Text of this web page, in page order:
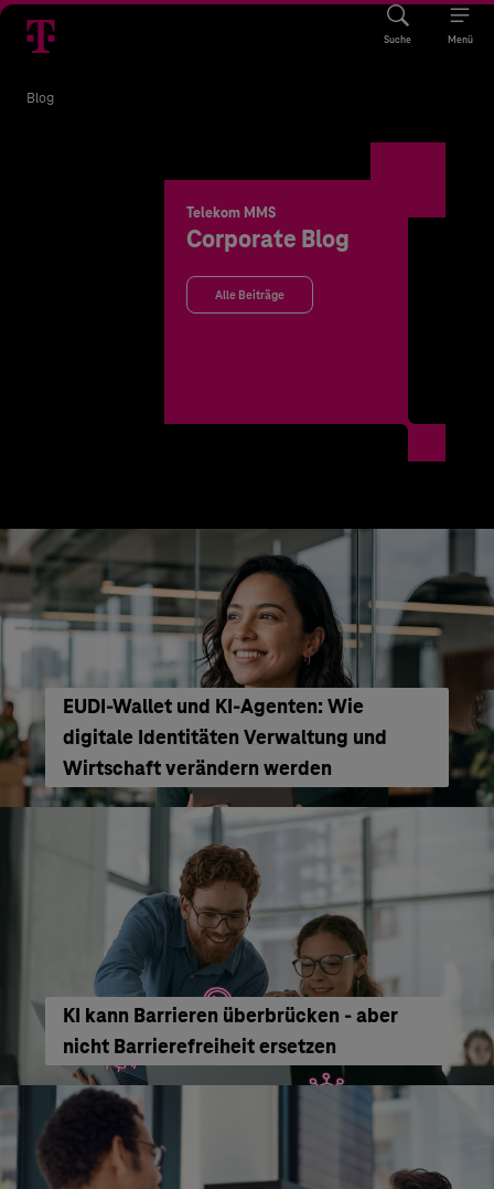
Suche Menü
Blog
Telekom MMS
Corporate Blog
Alle Beiträge
EUDI-Wallet und KI-Agenten: Wie
digitale Identitäten Verwaltung und
Wirtschaft verändern werden
KI kann Barrieren überbrücken - aber
nicht Barrierefreiheit ersetzen